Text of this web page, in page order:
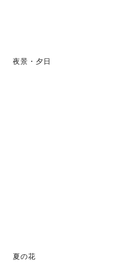
夜景・夕日
夏の花